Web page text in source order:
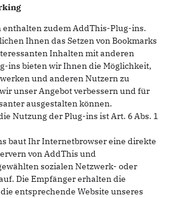
enthalten zudem AddThis-Plug-ins.
Ihnen das Setzen von Bookmarks
Inhalten mit anderen
ins bieten wir Ihnen die Möglichkeit,
und anderen Nutzern zu
unser Angebot verbessern und für
ausgestalten können.
Nutzung der Plug-ins ist Art. 6 Abs. 1
baut Ihr Internetbrowser eine direkte
von AddThis und
sozialen Netzwerk- oder
Die Empfänger erhalten die
entsprechende Website unseres